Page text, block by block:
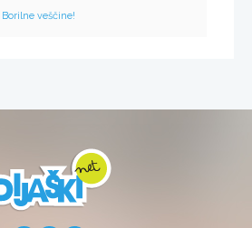
Borilne veščine!